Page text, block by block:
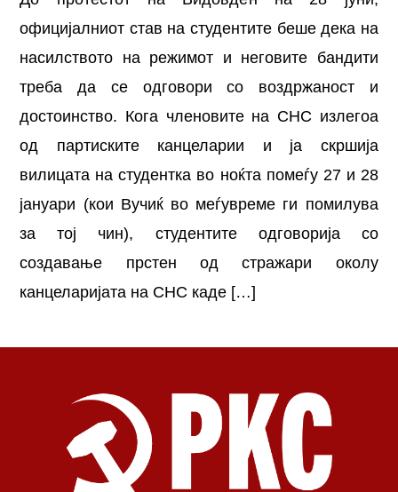
официјалниот став на студентите беше дека на
насилството на режимот и неговите бандити
треба да се одговори со воздржаност и
достоинство. Кога членовите на СНС излегоа
од партиските канцеларии и ја скршија
вилицата на студентка во ноќта помеѓу 27 и 28
јануари (кои Вучиќ во меѓувреме ги помилува
за тој чин), студентите одговорија со
создавање прстен од стражари околу
канцеларијата на СНС каде […]